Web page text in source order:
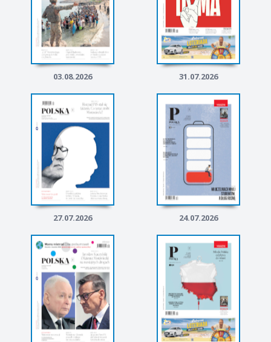
03.08.2026 31.07.2026
27.07.2026 24.07.2026